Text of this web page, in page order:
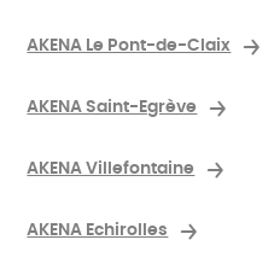
AKENA Le Pont-de-Claix
AKENA Saint-Egrève
AKENA Villefontaine
AKENA Echirolles